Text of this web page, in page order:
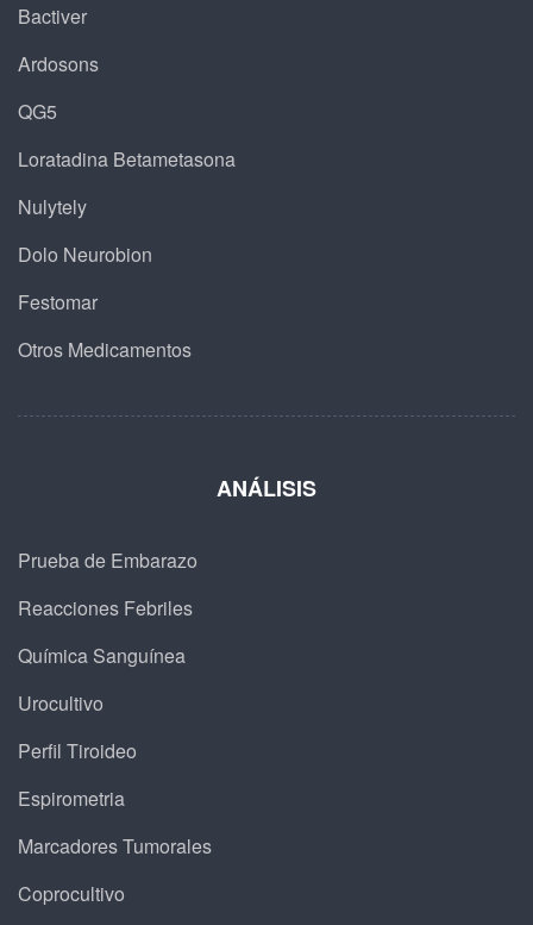
Bactiver
Ardosons
QG5
Loratadina Betametasona
Nulytely
Dolo Neurobion
Festomar
Otros Medicamentos
ANÁLISIS
Prueba de Embarazo
Reacciones Febriles
Química Sanguínea
Urocultivo
Perfil Tiroideo
Espirometria
Marcadores Tumorales
Coprocultivo